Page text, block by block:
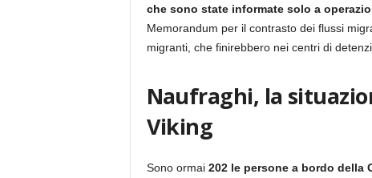
che sono state informate solo a
Memorandum per il contrasto dei flussi
migranti, che finirebbero nei centri di
Naufraghi, la
Viking
Sono ormai 202 le persone a bordo della